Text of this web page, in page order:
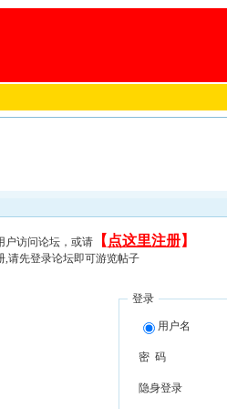
户访问论坛，或请【 点这里注册】
,请先登录论坛即可游览帖子
登录
用户名
密 码
隐身登录